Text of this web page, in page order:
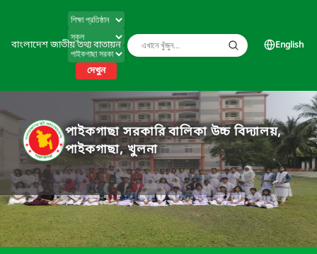
বাংলাদেশ জাতীয় তথ্য বাতায়ন
দেখুন
English
পাইকগাছা সরকারি বালিকা উচ্চ বিদ্যালয়,
পাইকগাছা, খুলনা